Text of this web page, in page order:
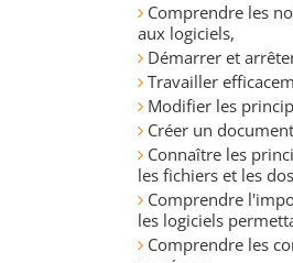
Comprendre les
aux logiciels,
Démarrer et
Travailler
Modifier les
Créer un
Connaître les
les fichiers et les
Comprendre
les logiciels
Comprendre les